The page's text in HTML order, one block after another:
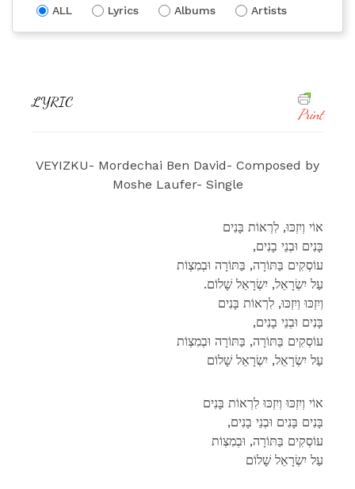
ALL Lyrics Albums Artists
LYRIC
Print
VEYIZKU- Mordechai Ben David- Composed by
Moshe Laufer- Single
אוֹי וְיִזְכּוּ, לִרְאוֹת בָּנִים
,בָּנִים וּבְנֵי בָנִים
עוֹסְקִים בַּתּוֹרָה, בַּתּוֹרָה וּבְמִצְוֹת
.עַל יִשְׂרָאֵל, יִשְׂרָאֵל שָׁלוֹם
וְיִזְכּוּ וְיִזְכּוּ, לִרְאוֹת בָּנִים
,בָּנִים וּבְנֵי בָנִים
עוֹסְקִים בַּתּוֹרָה, בַּתּוֹרָה וּבְמִצְוֹת
עַל יִשְׂרָאֵל, יִשְׂרָאֵל שָׁלוֹם
אוֹי וְיִזְכּוּ וְיִזְכּוּ לִרְאוֹת בָּנִים
,בָּנִים בָּנִים וּבְנֵי בָנִים
עוֹסְקִים בַּתּוֹרָה, וּבְמִצְוֹת
עַל יִשְׂרָאֵל שָׁלוֹם